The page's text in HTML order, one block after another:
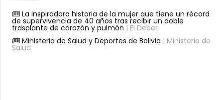
La inspiradora historia de la mujer que tiene un récord
de supervivencia de 40 años tras recibir un doble
trasplante de corazón y pulmón | El Deber
Ministerio de Salud y Deportes de Bolivia | Ministerio de
Salud